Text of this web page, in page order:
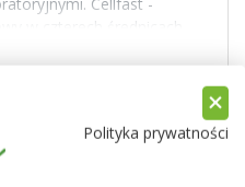
w czterech średnicach
wygięciu oraz
90 oraz 110. Systemy
Polityka prywatności